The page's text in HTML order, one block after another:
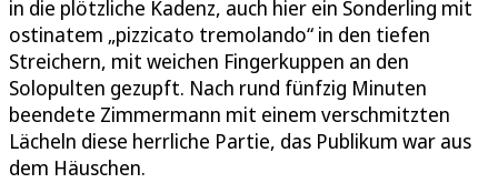
in die plötzliche Kadenz, auch hier ein Sonderling mit
ostinatem „pizzicato tremolando“ in den tiefen
Streichern, mit weichen Fingerkuppen an den
Solopulten gezupft. Nach rund fünfzig Minuten
beendete Zimmermann mit einem verschmitzten
Lächeln diese herrliche Partie, das Publikum war aus
dem Häuschen.